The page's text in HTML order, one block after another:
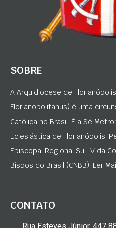
SOBRE
A Arquidiocese de
Florianopolitanus) é uma
Católica no Brasil. É a Sé
Eclesiástica de Florianópolis.
Episcopal Regional Sul IV da
Bispos do Brasil (CNBB). Ler
CONTATO
Rua Esteves Júnior, 447